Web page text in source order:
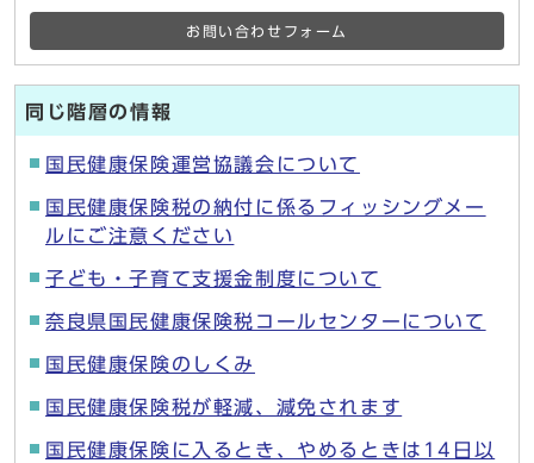
お問い合わせフォーム
同じ階層の情報
国民健康保険運営協議会について
国民健康保険税の納付に係るフィッシングメー
ルにご注意ください
子ども・子育て支援金制度について
奈良県国民健康保険税コールセンターについて
国民健康保険のしくみ
国民健康保険税が軽減、減免されます
国民健康保険に入るとき、やめるときは14日以